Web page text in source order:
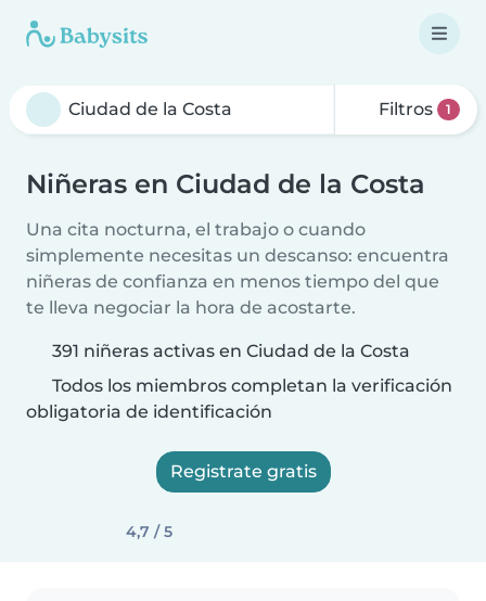
Filtros 1
Niñeras en Ciudad de la Costa
Una cita nocturna, el trabajo o cuando
simplemente necesitas un descanso: encuentra
niñeras de confianza en menos tiempo del que
te lleva negociar la hora de acostarte.
391 niñeras activas en Ciudad de la Costa
Todos los miembros completan la verificación
obligatoria de identificación
Registrate gratis
4,7 / 5